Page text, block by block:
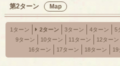
第2ターン Map
1ターン 2ターン 3ターン 4ターン 5
9ターン
10ターン 11ターン 12ターン
16ターン
17ターン 18ターン 19